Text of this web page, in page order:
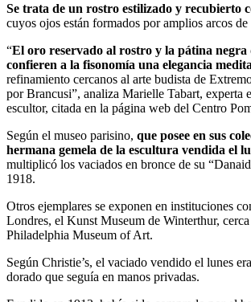
Se trata de un rostro estilizado y recubierto
cuyos ojos están formados por amplios arcos
“El oro reservado al rostro y la pátina negra
confieren a la fisonomía una elegancia
refinamiento cercanos al arte budista de
por Brancusi”, analiza Marielle Tabart, experta
escultor, citada en la página web del Centro
Según el museo parisino, que posee en sus
hermana gemela de la escultura vendida el
multiplicó los vaciados en bronce de su
1918.
Otros ejemplares se exponen en instituciones
Londres, el Kunst Museum de Winterthur,
Philadelphia Museum of Art.
Según Christie’s, el vaciado vendido el lunes
dorado que seguía en manos privadas.